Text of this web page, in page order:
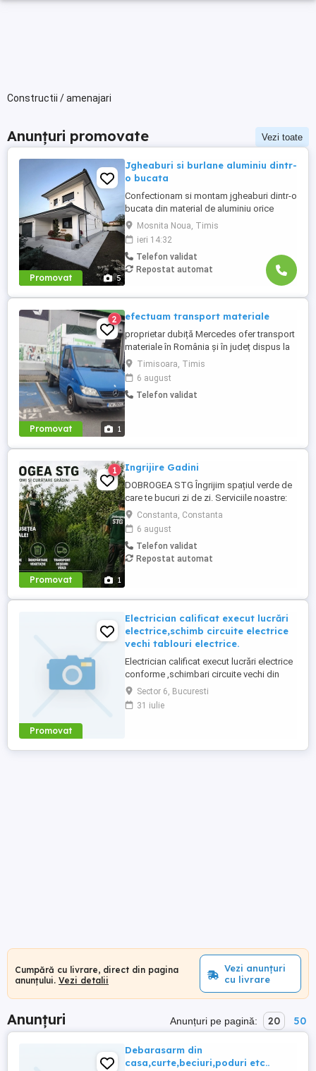
Constructii / amenajari
Anunțuri promovate Vezi toate
Promovat 5
Jgheaburi si burlane aluminiu dintr-
o bucata
Confectionam si montam jgheaburi dintr-o
bucata din material de aluminiu orice
lungime . Jgheabul se face la fata locului
dupa lungimea necesara. Avem diferite
dimensiuni si culori, astfel clientul poate
alege varianta potrivita pentru casa lui.
Suntem deschisi la colaborari pe termen
Mosnita Noua, Timis
ieri 14:32
Telefon validat
Repostat automat
Promovat 1
2 efectuam transport materiale
proprietar dubiță Mercedes ofer transport
materiale în România și în județ dispus la
prețuri accesibile ,eliberăm la nevoie și
factura ,
Timisoara, Timis
6 august
Telefon validat
Promovat 1
1 Ingrijire Gadini
DOBROGEA STG Îngrijim spațiul verde de
care te bucuri zi de zi. Serviciile noastre:
Toaletare pomi fructiferi și ornamentali
Tundere și întreținere gard viu Curățare și
întreținere grădini Cosire iarbă și
îndepărtare vegetație excesivă Strângere
frunze și resturi vegetale Evacuare și
Constanta, Constanta
6 august
Telefon validat
Repostat automat
Promovat
Electrician calificat execut lucrări
electrice,schimb circuite electrice
vechi tablouri electrice.
Electrician calificat execut lucrări electrice
conforme ,schimbari circuite vechi din
aluminiu pe cupru,montez tablouri
electrice,execut circuite noi dedicate aer
condiționat, plita electrica ,cuptor etc
Sector 6, Bucuresti
31 iulie
Cumpără cu livrare, direct din pagina
anunțului. Vezi detalii
Vezi anunțuri
cu livrare
Anunțuri Anunțuri pe pagină: 20 50
Debarasarm din
casa,curte,beciuri,poduri etc..